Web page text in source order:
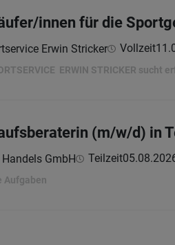
innen für die
Erwin Stricker Vollzeit
ERWIN STRICKER sucht
(m/w/d) in
GmbH Teilzeit
Aufgaben